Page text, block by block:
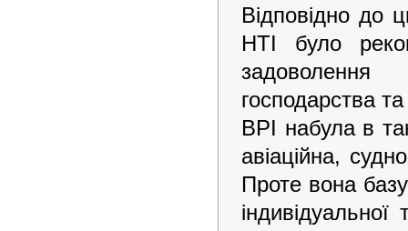
Відповідно до
НТІ було
задоволення
господарства
ВРІ набула в
авіаційна,
Проте вона